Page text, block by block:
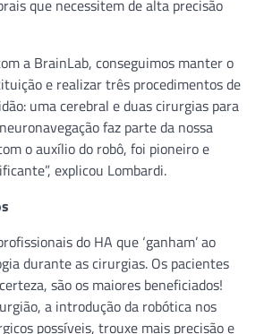
que necessitem de alta precisão
a BrainLab, conseguimos manter o
e realizar três procedimentos de
uma cerebral e duas cirurgias para
faz parte da nossa
o auxílio do robô, foi pioneiro e
explicou Lombardi.
do HA que ‘ganham’ ao
durante as cirurgias. Os pacientes
são os maiores beneficiados!
a introdução da robótica nos
possíveis, trouxe mais precisão e